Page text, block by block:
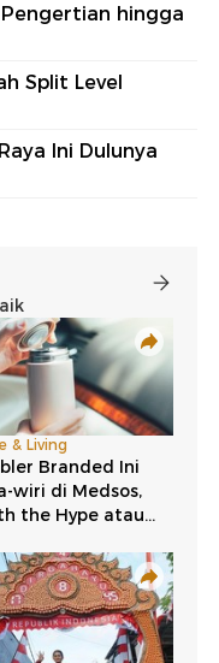
hingga
Split Level
Ini Dulunya